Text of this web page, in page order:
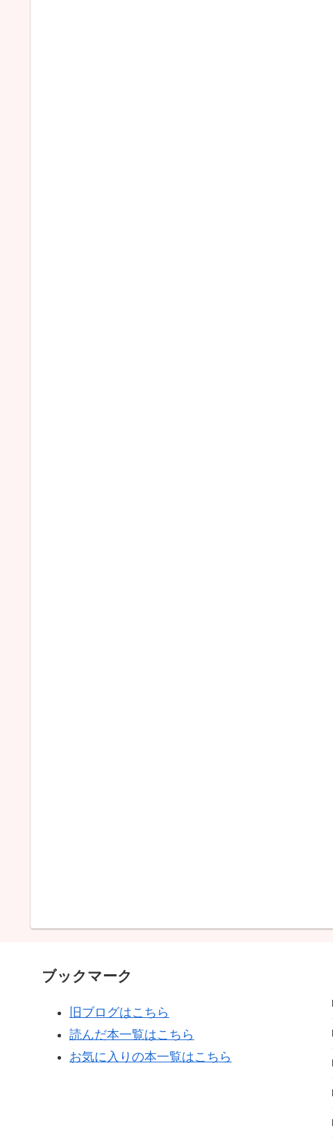
ブックマーク
旧ブログはこちら
読んだ本一覧はこちら
お気に入りの本一覧はこちら